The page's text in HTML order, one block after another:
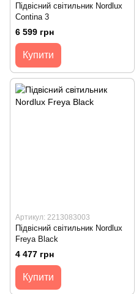
Підвісний світильник Nordlux
Contina 3
6 599 грн
Купити
Артикул: 2213083003
Підвісний світильник Nordlux
Freya Black
4 477 грн
Купити